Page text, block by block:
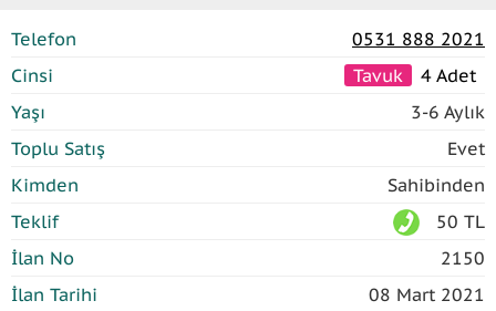
Telefon
0531 888 2021
Cinsi
Tavuk
4 Adet
Yaşı
3-6 Aylık
Toplu Satış
Evet
Kimden
Sahibinden
Teklif
50 TL
İlan No
2150
İlan Tarihi
08 Mart 2021